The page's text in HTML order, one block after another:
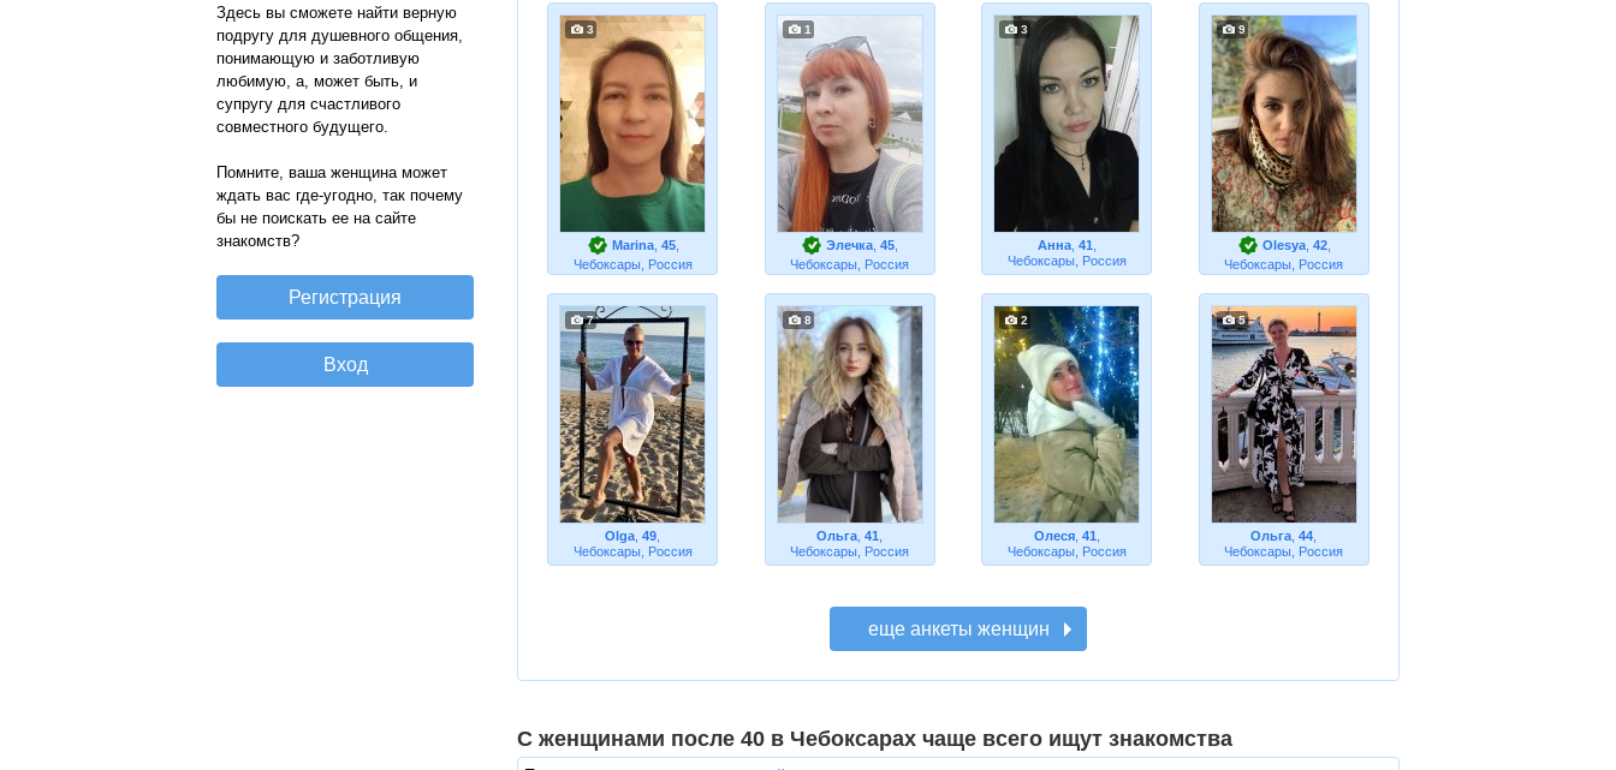
Здесь вы сможете найти верную
подругу для душевного общения,
понимающую и заботливую
любимую, а, может быть, и
супругу для счастливого
совместного будущего.
Помните, ваша женщина может
ждать вас где-угодно, так почему
бы не поискать ее на сайте
знакомств?
3
Marina, 45,
Чебоксары, Россия
1
Элечка ,45
Чебоксары, Россия
3
Анна, 41
Чебоксары, Россия
9
Olesya, 42,
Чебоксары, Россия
7
Olga ,49
Чебоксары, Россия
8
Ольга ,41
Чебоксары, Россия
2
Олеся, 41
Чебоксары, Россия
5
Ольга ,44
Чебоксары, Россия
С женщинами после 40 в Чебоксарах чаще всего ищут знакомства